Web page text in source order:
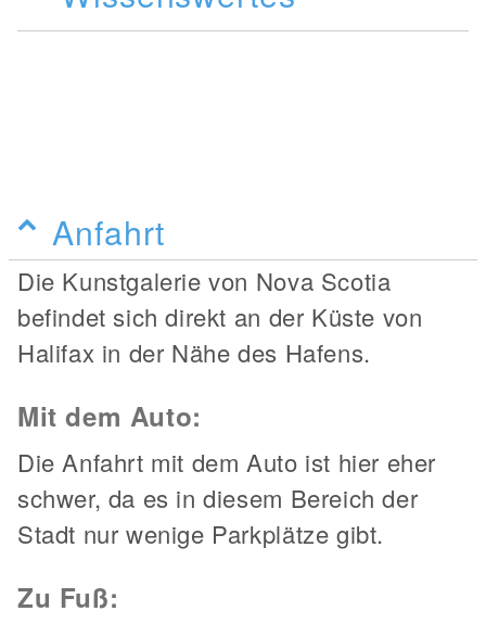
Anfahrt
Die Kunstgalerie von Nova Scotia
befindet sich direkt an der Küste von
Halifax in der Nähe des Hafens.
Mit dem Auto:
Die Anfahrt mit dem Auto ist hier eher
schwer, da es in diesem Bereich der
Stadt nur wenige Parkplätze gibt.
Zu Fuß: